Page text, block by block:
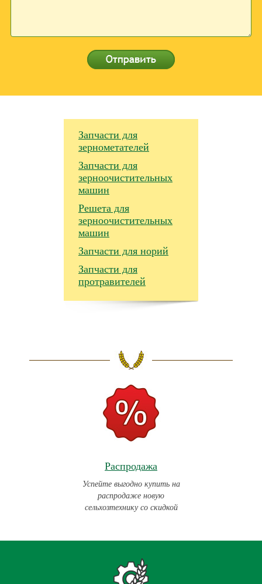
Запчасти для
зернометателей
Запчасти для
зерноочистительных
машин
Решета для
зерноочистительных
машин
Запчасти для норий
Запчасти для
протравителей
Распродажа
Успейте выгодно купить на
распродаже новую
сельхозтехнику со скидкой